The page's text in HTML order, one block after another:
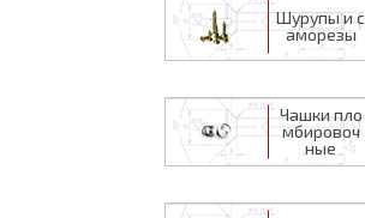
Шурупы и с
аморезы
Чашки пло
мбировоч
ные